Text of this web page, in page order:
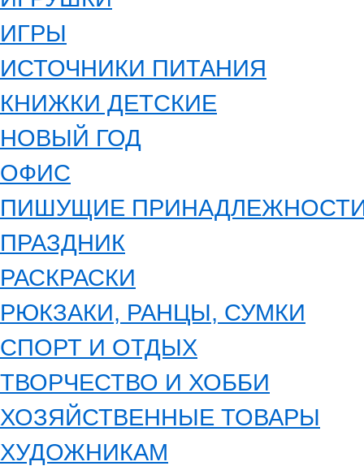
ИГРЫ
ИСТОЧНИКИ ПИТАНИЯ
КНИЖКИ ДЕТСКИЕ
НОВЫЙ ГОД
ОФИС
ПИШУЩИЕ
ПРАЗДНИК
РАСКРАСКИ
РЮКЗАКИ, РАНЦЫ, СУМКИ
СПОРТ И ОТДЫХ
ТВОРЧЕСТВО И ХОББИ
ХОЗЯЙСТВЕННЫЕ ТОВАРЫ
ХУДОЖНИКАМ